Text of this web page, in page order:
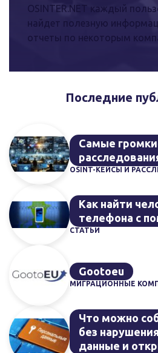
OSINTER.NET каждый
найдет полезную
отчеты по некоторым
Последние
Самые
OSINT-КЕЙСЫ И
Как найти
телефона с
СТАТЬИ
Gootoeu
МИГРАЦИОННЫЕ
Что можно
без
данные и